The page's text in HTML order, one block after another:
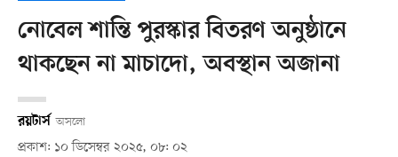
নোবেল শান্তি পুরস্কার বিতরণ অনুষ্ঠানে
থাকছেন না মাচাদো, অবস্থান অজানা
রয়টার্স অসলো
প্রকাশ: ১০ ডিসেম্বর ২০২৫, ০৮: ০২